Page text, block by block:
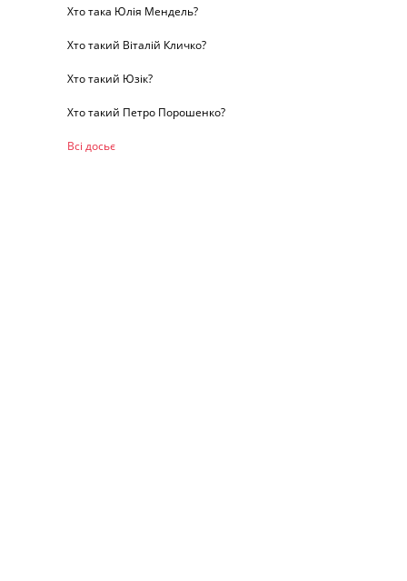
Хто така Юлія Мендель?
Хто такий Віталій Кличко?
Хто такий Юзік?
Хто такий Петро Порошенко?
Всі досьє